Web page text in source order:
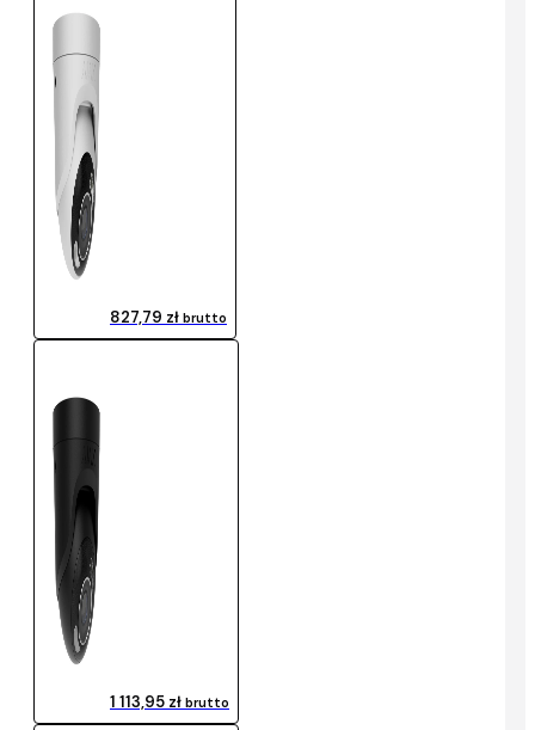
827,79 zł brutto
1 113,95 zł brutto